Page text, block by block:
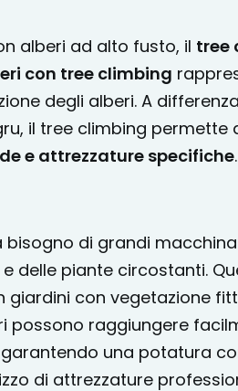
alberi ad alto fusto, il tree
con tree climbing
degli alberi. A
il tree climbing
e attrezzature specifiche.
bisogno di grandi
delle piante circostanti.
giardini con vegetazione
possono raggiungere
una potatura
di attrezzature